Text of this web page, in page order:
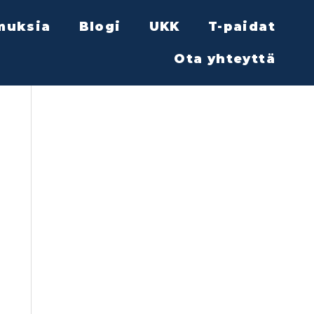
Blogi UKK T-paidat
Ota yhteyttä